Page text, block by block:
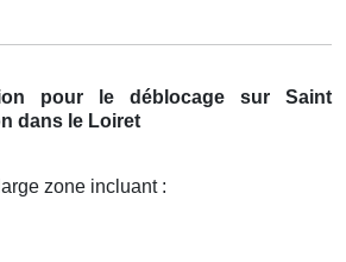
pour le déblocage sur Saint
dans le Loiret
zone incluant :